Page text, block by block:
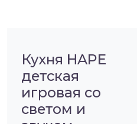
Кухня HAPE
детская
игровая со
светом и